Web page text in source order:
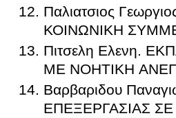
Παλιατσιος
ΚΟΙΝΩΝΙΚΗ
Πιτσελη Ελενη.
ΜΕ ΝΟΗΤΙΚΗ
Βαρβαριδου
ΕΠΕΞΕΡΓΑΣΙΑΣ